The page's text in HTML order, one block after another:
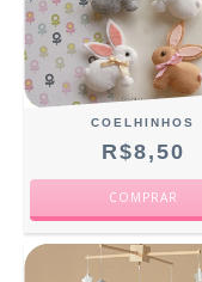
COELHINHOS
R$8,50